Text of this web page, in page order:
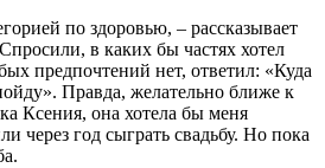
по здоровью, – рассказывает
в каких бы частях хотел
предпочтений нет, ответил: «Куда
Правда, желательно ближе к
Ксения, она хотела бы меня
через год сыграть свадьбу. Но пока